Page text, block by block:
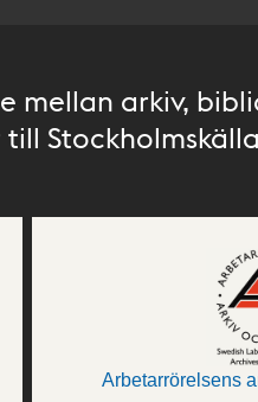
mellan arkiv,
Arbetarrörelsens